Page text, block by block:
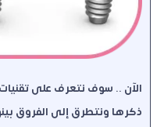
الآن .. سوف نتعرف على تقنيات
ذكرها ونتطرق إلى الفروق